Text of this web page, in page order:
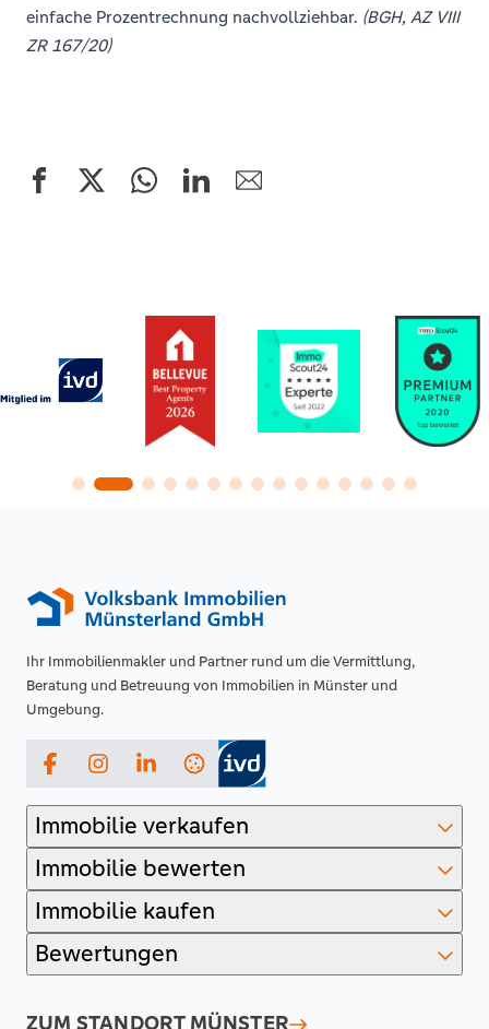
einfache Prozentrechnung nachvollziehbar. (BGH, AZ VIII
ZR 167/20)
Ihr Immobilienmakler und Partner rund um die Vermittlung,
Beratung und Betreuung von Immobilien in Münster und
Umgebung.
FacebookInstagramLinkedIn
Immobilie verkaufen
Immobilie bewerten
Immobilie kaufen
Bewertungen
ZUM STANDORT MÜNSTER